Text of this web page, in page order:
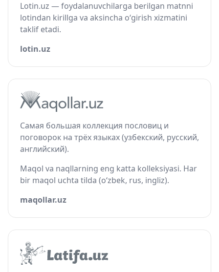
Lotin.uz — foydalanuvchilarga berilgan matnni
lotindan kirillga va aksincha o‘girish xizmatini
taklif etadi.
lotin.uz
Самая большая коллекция пословиц и
поговорок на трёх языках (узбекский, русский,
английский).
Maqol va naqllarning eng katta kolleksiyasi. Har
bir maqol uchta tilda (o‘zbek, rus, ingliz).
maqollar.uz